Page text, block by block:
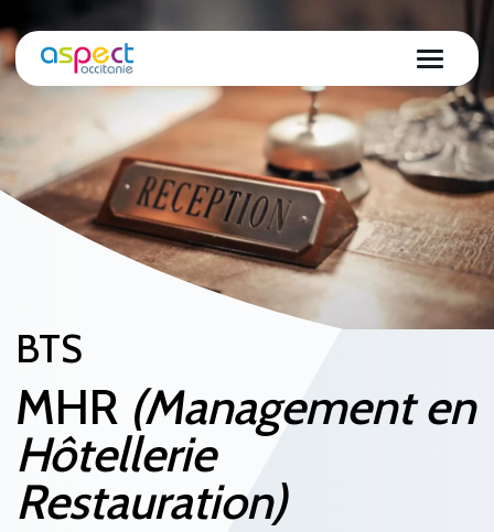
MHR (Management en
Hôtellerie
Restauration)
BTS